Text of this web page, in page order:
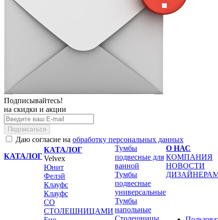
Подписывайтесь!
на скидки и акции
Подписаться
Даю согласие на обработку персональных данных
КАТАЛОГ
КАТАЛОГ
Velvex
Юнит
Фелэй
Клауфс
Клауфс
СО
СТОЛЕШНИЦАМИ
Тумбы
подвесные для
ванной
Тумбы
подвесные
универсальные
Тумбы
напольные
Столешницы
О НАС
КОМПАНИЯ
НОВОСТИ